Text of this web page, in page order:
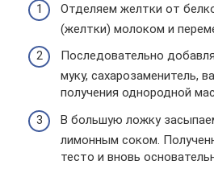
Отделяем желтки от
(желтки) молоком и
Последовательно
муку, сахарозаменитель,
получения однородной
В большую ложку
лимонным соком.
тесто и вновь